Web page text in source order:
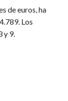
de euros, ha
Los
y 9.